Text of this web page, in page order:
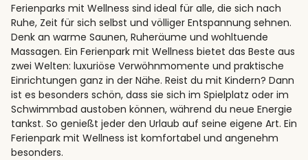
Ferienparks mit Wellness sind ideal für alle, die sich nach
Ruhe, Zeit für sich selbst und völliger Entspannung sehnen.
Denk an warme Saunen, Ruheräume und wohltuende
Massagen. Ein Ferienpark mit Wellness bietet das Beste aus
zwei Welten: luxuriöse Verwöhnmomente und praktische
Einrichtungen ganz in der Nähe. Reist du mit Kindern? Dann
ist es besonders schön, dass sie sich im Spielplatz oder im
Schwimmbad austoben können, während du neue Energie
tankst. So genießt jeder den Urlaub auf seine eigene Art. Ein
Ferienpark mit Wellness ist komfortabel und angenehm
besonders.